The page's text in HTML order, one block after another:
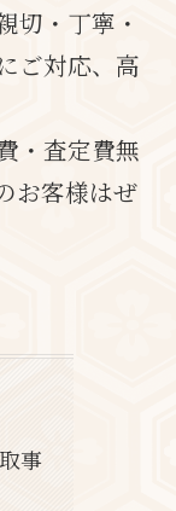
切・丁寧・
ご対応、高
・査定費無
お客様はぜ
事